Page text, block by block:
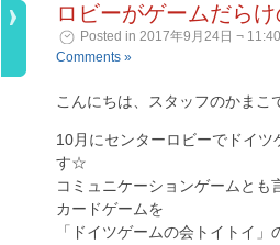
ロビーがゲームだらけ
Posted in 2017年9月24日 ¬
Comments »
こんにちは、スタッフのかまこ
10月にセンターロビーでドイツ
す☆
コミュニケーションゲームとも
カードゲームを
「ドイツゲームの会トイトイ